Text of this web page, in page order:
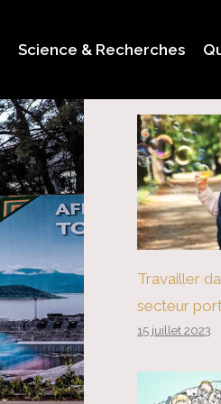
Science & Recherches
Travailler
secteur
15 juillet 2023